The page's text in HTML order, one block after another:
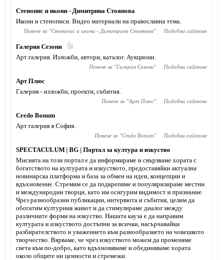
Стенопис и икони - Димитрина Стоянова
Икони и стенописи. Видео материали на православна тема.
Повече за "Стенопис и икони - Димитрина Стоянова" Подобни сайтове
Галерия Сезони
Арт галерия. Изложби, автори, каталог. Аукциони.
Повече за "Галерия Сезони" Подобни сайтове
Арт Плюс
Галерия - изложби, проекти, събития.
Повече за "Арт Плюс" Подобни сайтове
Credo Bonum
Арт галерия в София.
Повече за "Credo Bonum" Подобни сайтове
SPECTACULUM | BG | Портал за култура и изкуство
Мисията на този портал е да информираме и свързваме хората с
богатството на културата и изкуството, предоставяйки актуална
новинарска платформа и база за обмен на идеи, концепции и
вдъхновение. Стремим се да подкрепяме и популяризираме местни
и международни творци, като им осигурим видимост и признание.
Чрез разнообразни публикации, интервюта и събития, целим да
обогатим културния живот и да стимулираме диалог между
различните форми на изкуство. Нашата кауза е да направим
културата и изкуството достъпни за всички, насърчавайки
разбирателството и уважението към разнообразието на човешкото
творчество. Вярваме, че чрез изкуството можем да променяме
света към по-добро, като вдъхновяваме и обединяваме хората
около общите ни ценности и стремежи.